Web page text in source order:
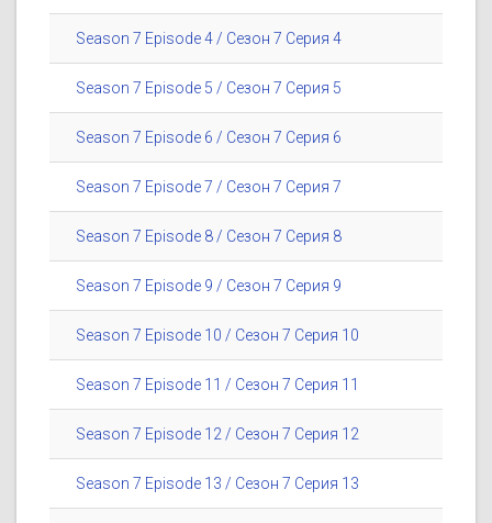
Season 7 Episode 4 / Сезон 7 Серия 4
Season 7 Episode 5 / Сезон 7 Серия 5
Season 7 Episode 6 / Сезон 7 Серия 6
Season 7 Episode 7 / Сезон 7 Серия 7
Season 7 Episode 8 / Сезон 7 Серия 8
Season 7 Episode 9 / Сезон 7 Серия 9
Season 7 Episode 10 / Сезон 7 Серия 10
Season 7 Episode 11 / Сезон 7 Серия 11
Season 7 Episode 12 / Сезон 7 Серия 12
Season 7 Episode 13 / Сезон 7 Серия 13